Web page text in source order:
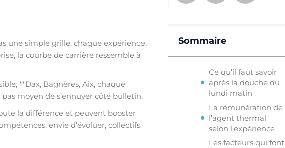
une simple grille, chaque expérience,
la courbe de carrière ressemble à
**Dax, Bagnères, Aix, chaque
moyen de s’ennuyer côté bulletin.
la différence et peuvent booster
envie d’évoluer, collectifs
Sommaire
Ce qu’il faut savoir
après la douche du
lundi matin
La rémunération de
l’agent thermal
selon l’expérience
Les facteurs qui font